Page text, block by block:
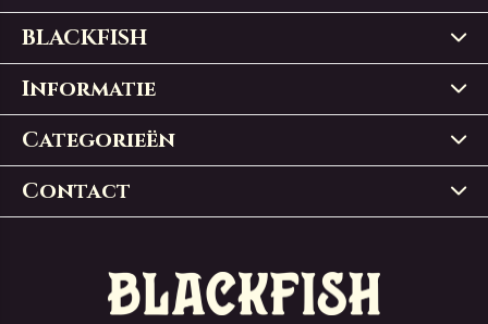
BLACKFISH
Informatie
Categorieën
Contact